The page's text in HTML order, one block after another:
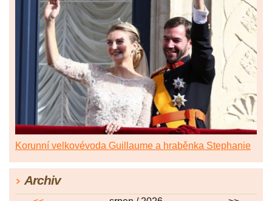
Korunní velkovévoda Guillaume a hraběnka Stephanie
Archiv